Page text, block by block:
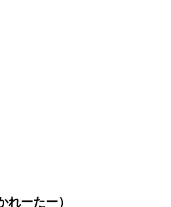
れーたー）